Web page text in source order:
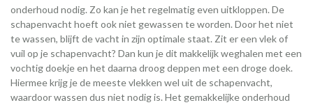
onderhoud nodig. Zo kan je het regelmatig even uitkloppen. De
schapenvacht hoeft ook niet gewassen te worden. Door het niet
te wassen, blijft de vacht in zijn optimale staat. Zit er een vlek of
vuil op je schapenvacht? Dan kun je dit makkelijk weghalen met een
vochtig doekje en het daarna droog deppen met een droge doek.
Hiermee krijg je de meeste vlekken wel uit de schapenvacht,
waardoor wassen dus niet nodig is. Het gemakkelijke onderhoud